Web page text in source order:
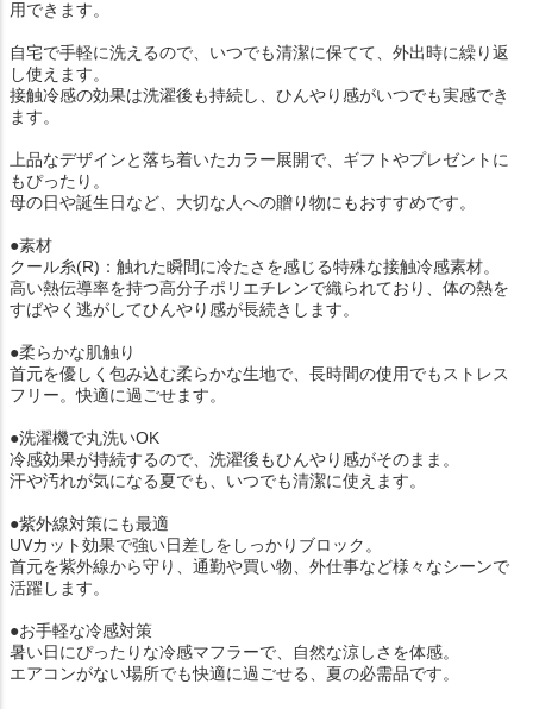
用できます。
自宅で手軽に洗えるので、いつでも清潔に保てて、外出時に繰り返
し使えます。
接触冷感の効果は洗濯後も持続し、ひんやり感がいつでも実感でき
ます。
上品なデザインと落ち着いたカラー展開で、ギフトやプレゼントに
もぴったり。
母の日や誕生日など、大切な人への贈り物にもおすすめです。
●素材
クール糸(R)：触れた瞬間に冷たさを感じる特殊な接触冷感素材。
高い熱伝導率を持つ高分子ポリエチレンで織られており、体の熱を
すばやく逃がしてひんやり感が長続きします。
●柔らかな肌触り
首元を優しく包み込む柔らかな生地で、長時間の使用でもストレス
フリー。快適に過ごせます。
●洗濯機で丸洗いOK
冷感効果が持続するので、洗濯後もひんやり感がそのまま。
汗や汚れが気になる夏でも、いつでも清潔に使えます。
●紫外線対策にも最適
UVカット効果で強い日差しをしっかりブロック。
首元を紫外線から守り、通勤や買い物、外仕事など様々なシーンで
活躍します。
●お手軽な冷感対策
暑い日にぴったりな冷感マフラーで、自然な涼しさを体感。
エアコンがない場所でも快適に過ごせる、夏の必需品です。